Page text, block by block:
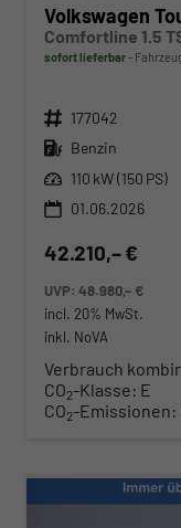
Volkswagen
sofort lieferbar
Fahrzeugnr. 177042
Kraftstoff Benzin
Leistung 110 kW (150 PS)
01.06.2026
42.210,– €
UVP:48.980,– €
incl. 20% MwSt.
inkl. NoVA
Verbrauch
CO2-Klasse: E
CO2-Emissionen: